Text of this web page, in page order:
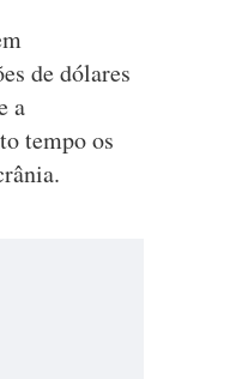
de dólares
a
tempo os